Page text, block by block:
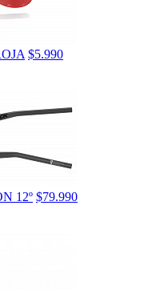
$5.990
12º $79.990